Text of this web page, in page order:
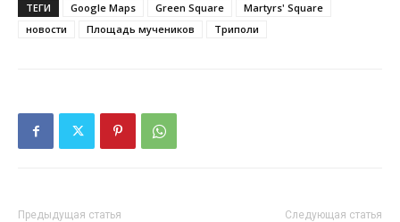
ТЕГИ Google Maps Green Square
Martyrs' Square
новости
Площадь мучеников Триполи
Предыдущая статья Следующая статья